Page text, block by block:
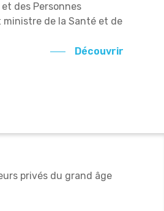
des Personnes
ministre de la Santé et de
Découvrir